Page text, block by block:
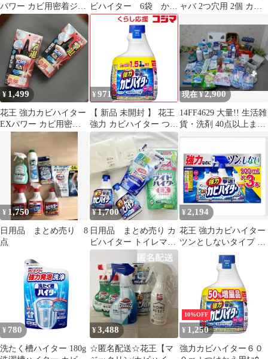
パワー カビ用密着ジェ
ル
ビハイター 6袋 かん
たん洗浄丸キッチン用3
袋 新品未使用
ャバ 2つ穴用 2個 カビ
¥ 1,499
花王 強力カビハイター
EXパワー カビ用密着
¥ 971
【 新品 未開封 】 花王
強力 カビハイター つけ
かえ用 600mL 未使用
送料無料
現在 ¥2,900
14FF4629 大量!! 生活雑
貨・洗剤 40点以上まと
めてセット
¥ 1,750
日用品 まとめ売り 8
点
¥1,700
日用品 まとめ売り カ
ビハイター トイレマジ
ックリン ワイドハイタ
ーEX 無印
¥ 2,194
花王 強力カビハイター
ツンとしないタイプ 本
体 900g + 詰替 900g×2
本入 お買い得 まとめ買
い 大容量 セット まと
めて 掃除 お風呂 浴室
清掃 コスパ
¥ 780
洗たく槽ハイター 180g
¥3,488
☆匿名配送☆花王【マ
10%OFF
¥ 1,250
強力カビハイター６０